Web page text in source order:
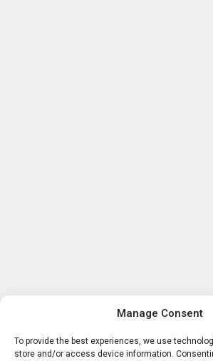
Manage Consent
To provide the best experiences, we use
store and/or access device information.